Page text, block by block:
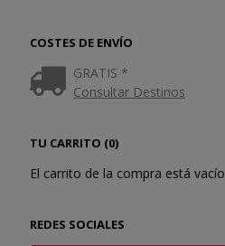
COSTES DE ENVÍO
GRATIS *
Consultar Destinos
TU CARRITO (0)
El carrito de la compra está vacío
REDES SOCIALES